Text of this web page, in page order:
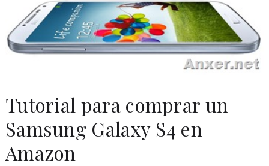
Tutorial para comprar un
Samsung Galaxy S4 en
Amazon